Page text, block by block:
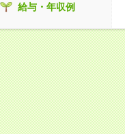
給与・年収例